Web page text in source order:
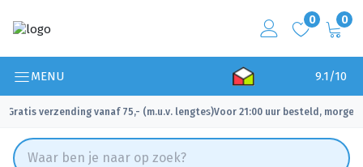
0 0
MENU 9.1/10
Gratis verzending vanaf 75,- (m.u.v. lengtes)
✓ Voor 21:00 uur besteld, morgen